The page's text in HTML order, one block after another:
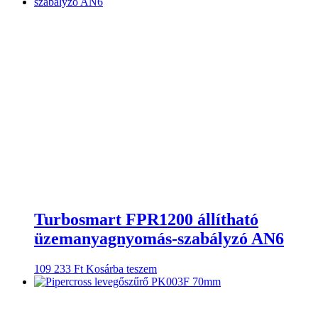
Turbosmart FPR1200 állítható
üzemanyagnyomás-szabályzó AN6
109 233 Ft Kosárba teszem